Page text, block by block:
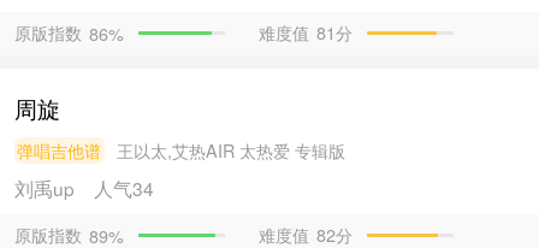
原版指数 86% 难度值 81分
周旋
弹唱吉他谱 王以太,艾热AIR 太热爱 专辑版
刘禹up 人气34
原版指数 89% 难度值 82分